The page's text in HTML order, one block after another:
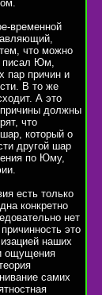
временной
что можно
писал Юм,
пар причин и
В то же
А это
должны
что
который о
другой шар
по Юму,
есть только
конкретно
нет
это
наших
ощущения
самих